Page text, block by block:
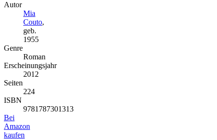
Autor
Mia
Couto,
geb.
1955
Genre
Roman
Erscheinungsjahr
2012
Seiten
224
ISBN
9781787301313
Bei
Amazon
kaufen